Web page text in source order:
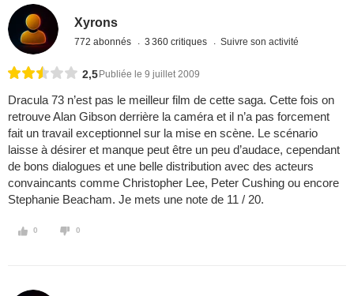
Xyrons
772 abonnés 3 360 critiques Suivre son activité
2,5 Publiée le 9 juillet 2009
Dracula 73 n’est pas le meilleur film de cette saga. Cette fois on
retrouve Alan Gibson derrière la caméra et il n’a pas forcement
fait un travail exceptionnel sur la mise en scène. Le scénario
laisse à désirer et manque peut être un peu d’audace, cependant
de bons dialogues et une belle distribution avec des acteurs
convaincants comme Christopher Lee, Peter Cushing ou encore
Stephanie Beacham. Je mets une note de 11 / 20.
0 0